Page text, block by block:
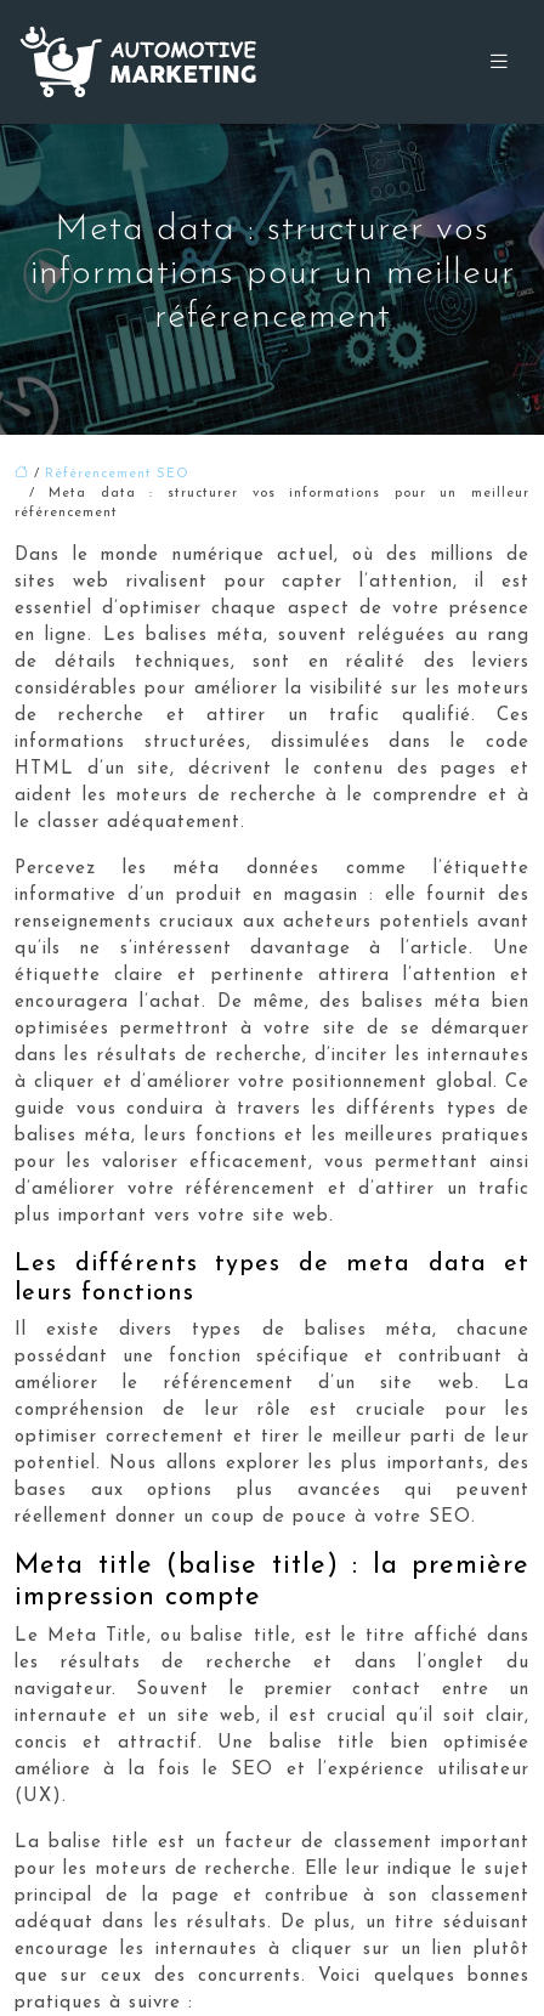
Meta data : structurer vos
informations pour un meilleur
référencement
/
Référencement SEO
/ Meta data : structurer vos informations pour un meilleur
référencement
Dans le monde numérique actuel, où des millions de
sites web rivalisent pour capter l’attention, il est
essentiel d’optimiser chaque aspect de votre présence
en ligne. Les balises méta, souvent reléguées au rang
de détails techniques, sont en réalité des leviers
considérables pour améliorer la visibilité sur les moteurs
de recherche et attirer un trafic qualifié. Ces
informations structurées, dissimulées dans le code
HTML d’un site, décrivent le contenu des pages et
aident les moteurs de recherche à le comprendre et à
le classer adéquatement.
Percevez les méta données comme l’étiquette
informative d’un produit en magasin : elle fournit des
renseignements cruciaux aux acheteurs potentiels avant
qu’ils ne s’intéressent davantage à l’article. Une
étiquette claire et pertinente attirera l’attention et
encouragera l’achat. De même, des balises méta bien
optimisées permettront à votre site de se démarquer
dans les résultats de recherche, d’inciter les internautes
à cliquer et d’améliorer votre positionnement global. Ce
guide vous conduira à travers les différents types de
balises méta, leurs fonctions et les meilleures pratiques
pour les valoriser efficacement, vous permettant ainsi
d’améliorer votre référencement et d’attirer un trafic
plus important vers votre site web.
Les différents types de meta data et
leurs fonctions
Il existe divers types de balises méta, chacune
possédant une fonction spécifique et contribuant à
améliorer le référencement d’un site web. La
compréhension de leur rôle est cruciale pour les
optimiser correctement et tirer le meilleur parti de leur
potentiel. Nous allons explorer les plus importants, des
bases aux options plus avancées qui peuvent
réellement donner un coup de pouce à votre SEO.
Meta title (balise title) : la première
impression compte
Le Meta Title, ou balise title, est le titre affiché dans
les résultats de recherche et dans l’onglet du
navigateur. Souvent le premier contact entre un
internaute et un site web, il est crucial qu’il soit clair,
concis et attractif. Une balise title bien optimisée
améliore à la fois le SEO et l’expérience utilisateur
(UX).
La balise title est un facteur de classement important
pour les moteurs de recherche. Elle leur indique le sujet
principal de la page et contribue à son classement
adéquat dans les résultats. De plus, un titre séduisant
encourage les internautes à cliquer sur un lien plutôt
que sur ceux des concurrents. Voici quelques bonnes
pratiques à suivre :